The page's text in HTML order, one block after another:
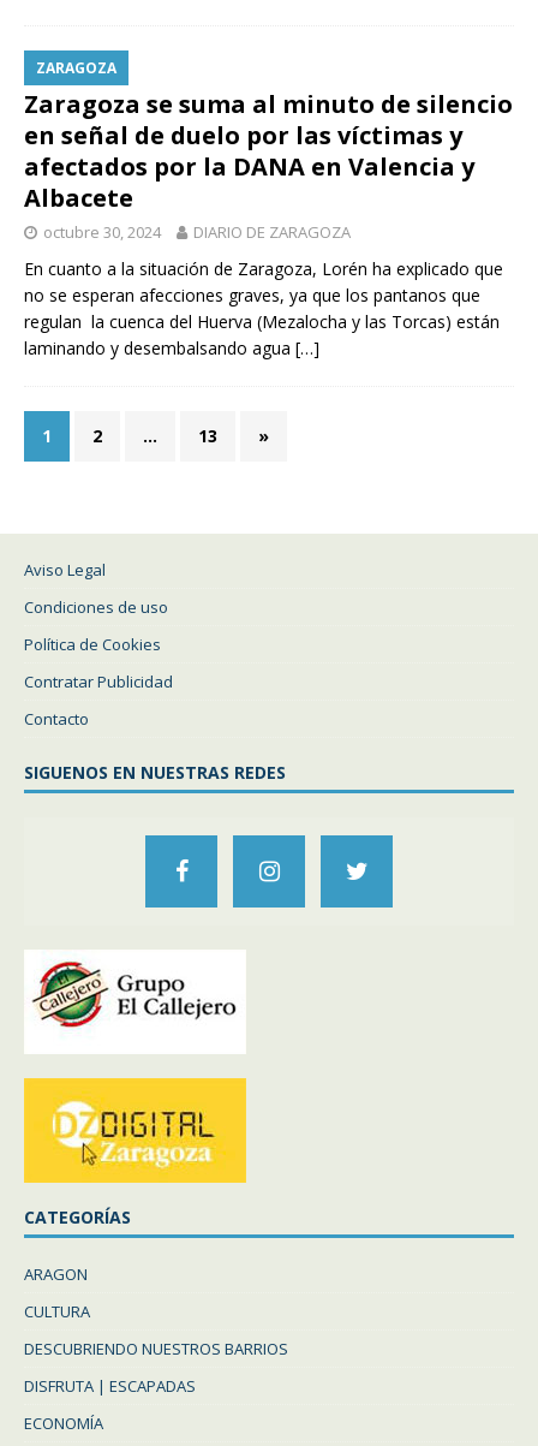
ZARAGOZA
Zaragoza se suma al minuto de silencio
en señal de duelo por las víctimas y
afectados por la DANA en Valencia y
Albacete
octubre 30, 2024 DIARIO DE ZARAGOZA
En cuanto a la situación de Zaragoza, Lorén ha explicado que
no se esperan afecciones graves, ya que los pantanos que
regulan la cuenca del Huerva (Mezalocha y las Torcas) están
laminando y desembalsando agua […]
1 2 … 13 »
Aviso Legal
Condiciones de uso
Política de Cookies
Contratar Publicidad
Contacto
SIGUENOS EN NUESTRAS REDES
CATEGORÍAS
ARAGON
CULTURA
DESCUBRIENDO NUESTROS BARRIOS
DISFRUTA | ESCAPADAS
ECONOMÍA